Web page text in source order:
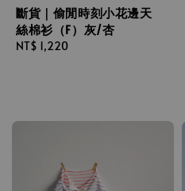
斷貨｜偷閒時刻小花邊天
絲棉衫（F）灰/杏
Regular
NT$ 1,220